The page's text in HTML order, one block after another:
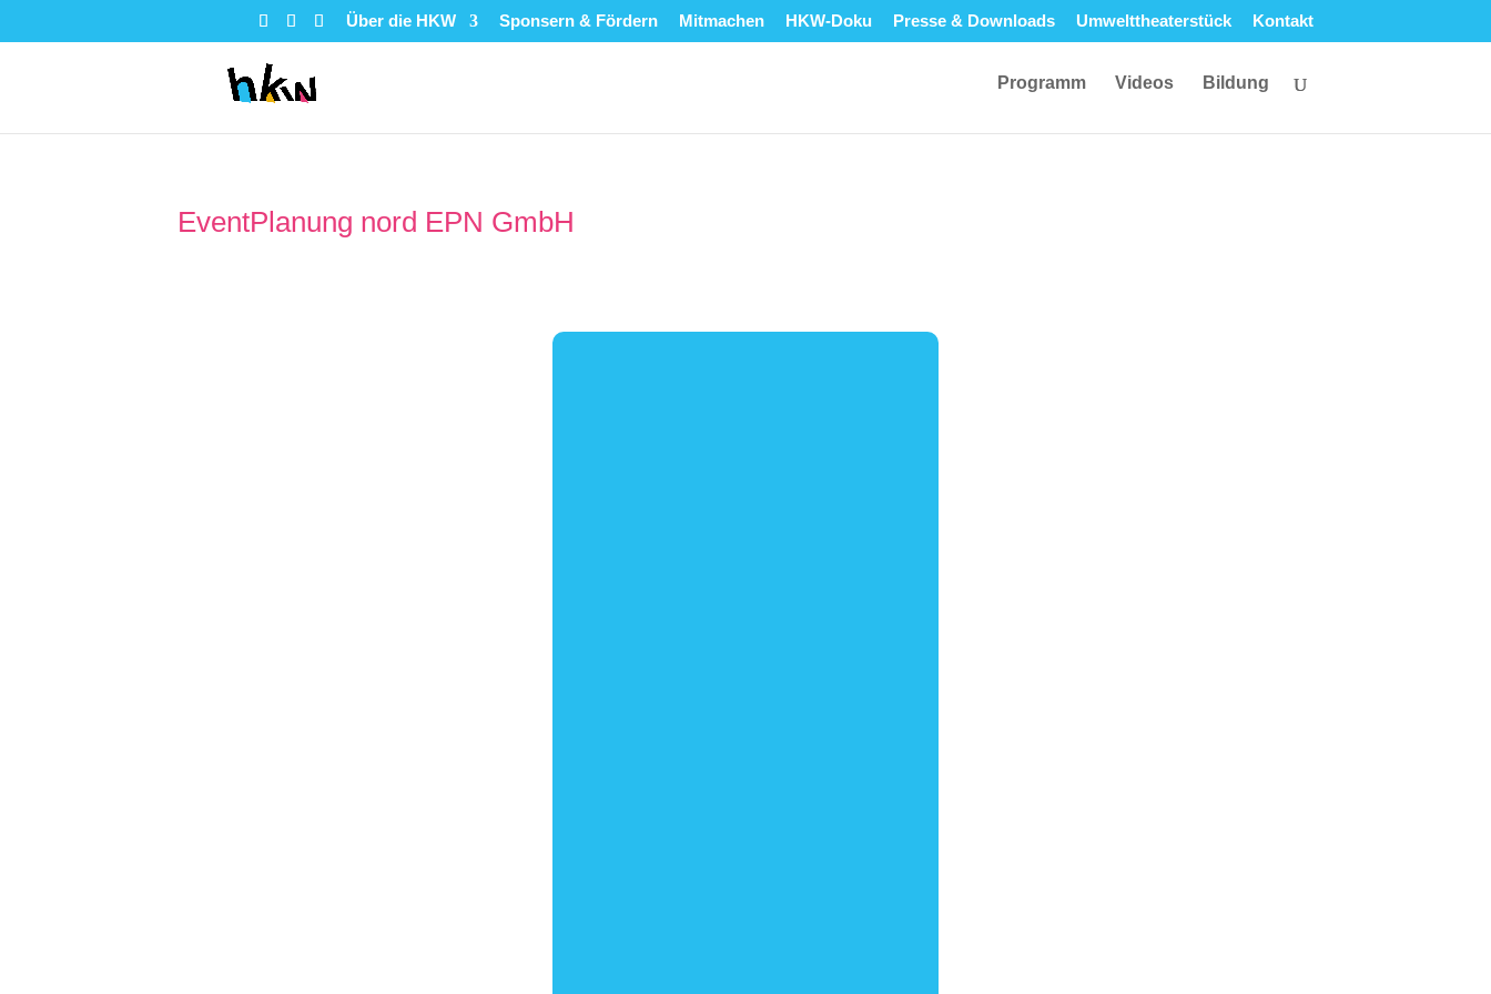
Über die HKW Sponsern & Fördern Mitmachen HKW-Doku Presse & Downloads Umwelttheaterstück Kontakt
Programm Videos Bildung
EventPlanung nord EPN GmbH